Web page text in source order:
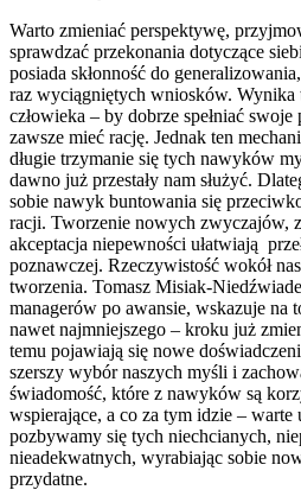
Warto zmieniać perspektywę,
sprawdzać przekonania dotyczące
posiada skłonność do
raz wyciągniętych wniosków.
człowieka – by dobrze spełniać
zawsze mieć rację. Jednak ten
długie trzymanie się tych nawyków
dawno już przestały nam służyć.
sobie nawyk buntowania się
racji. Tworzenie nowych zwyczajów,
akceptacja niepewności ułatwiają
poznawczej. Rzeczywistość wokół
tworzenia. Tomasz Misiak-
managerów po awansie, wskazuje na
nawet najmniejszego – kroku już
temu pojawiają się nowe
szerszy wybór naszych myśli i
świadomość, które z nawyków są
wspierające, a co za tym idzie – warte
pozbywamy się tych niechcianych,
nieadekwatnych, wyrabiając sobie
przydatne.